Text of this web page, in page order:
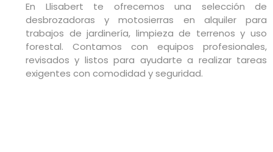
En Llisabert te ofrecemos una selección de
desbrozadoras y motosierras en alquiler para
trabajos de jardinería, limpieza de terrenos y uso
forestal. Contamos con equipos profesionales,
revisados y listos para ayudarte a realizar tareas
exigentes con comodidad y seguridad.